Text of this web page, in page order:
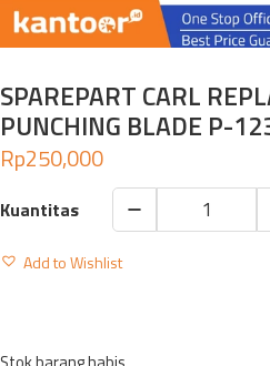
SPAREPART CARL
PUNCHING BLADE P-
Rp250,000
SPAREPART
CARLAdd to Wishlist